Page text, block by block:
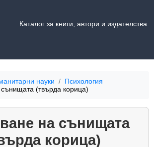
Каталог за книги, автори и издателства
науки
Психология
(твърда корица)
на сънищата
корица)